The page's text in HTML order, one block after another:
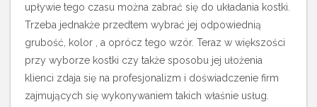
upływie tego czasu można zabrać się do układania kostki.
Trzeba jednakże przedtem wybrać jej odpowiednią
grubość, kolor , a oprócz tego wzór. Teraz w większości
przy wyborze kostki czy także sposobu jej ułożenia
klienci zdaja się na profesjonalizm i doświadczenie firm
zajmujących się wykonywaniem takich właśnie usług.